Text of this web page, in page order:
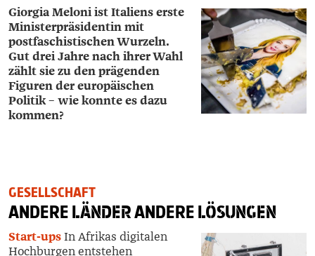
Giorgia Meloni ist Italiens erste
Ministerpräsidentin mit
postfaschistischen Wurzeln.
Gut drei Jahre nach ihrer Wahl
zählt sie zu den prägenden
Figuren der europäischen
Politik – wie konnte es dazu
kommen?
GESELLSCHAFT
ANDERELÄNDERANDERELÖSUNGEN
Start-upsIn Afrikas digitalen
Hochburgen entstehen